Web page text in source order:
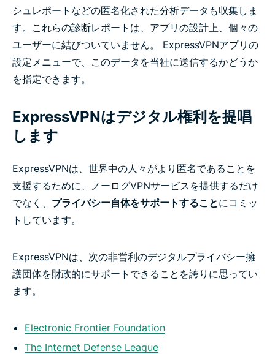
シュレポートなどの匿名化された分析データも収集しま
す。これらの診断レポートは、アプリの設計上、個々の
ユーザーに結びついていません。 ExpressVPNアプリの
設定メニューで、このデータを当社に送信するかどうか
を指定できます。
ExpressVPNはデジタル権利を提唱
します
ExpressVPNは、世界中の人々がより匿名であることを
支援するために、ノーログVPNサービスを提供するだけ
でなく、 プライバシー自体をサポートすることにコミッ
トしています。
ExpressVPNは、次の非営利のデジタルプライバシー擁
護団体を財政的にサポートできることを誇りに思ってい
ます。
Electronic Frontier Foundation
The Internet Defense League